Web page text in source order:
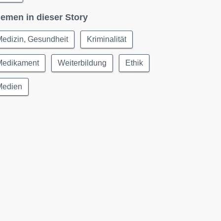
in dieser Story
Gesundheit Kriminalität
Weiterbildung Ethik